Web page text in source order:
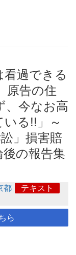
看過できる
原告の住
、今なお高
る!!」～
」損害賠
の報告集
都
テキスト
ら